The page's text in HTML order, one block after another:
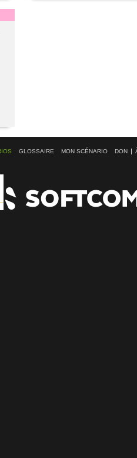
GLOSSAIRE MON SCÉNARIO DON